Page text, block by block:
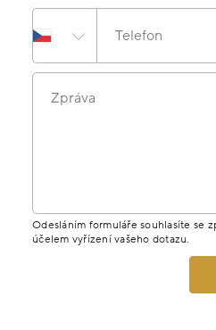
Telefon
Zpráva
Odesláním formuláře souhlasíte se
účelem vyřízení vašeho dotazu.